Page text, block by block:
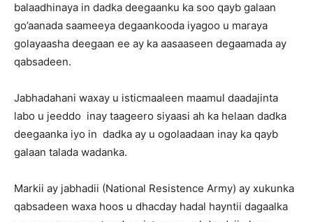
balaadhinaya in dadka deegaanku ka soo qayb galaan
go’aanada saameeya degaankooda iyagoo u maraya
golayaasha deegaan ee ay ka aasaaseen degaamada ay
qabsadeen.
Jabhadahani waxay u isticmaaleen maamul daadajinta
labo u jeeddo inay taageero siyaasi ah ka helaan dadka
deegaanka iyo in dadka ay u ogolaadaan inay ka qayb
galaan talada wadanka.
Markii ay jabhadii (National Resistence Army) ay xukunka
qabsadeen waxa hoos u dhacday hadal hayntii dagaalka